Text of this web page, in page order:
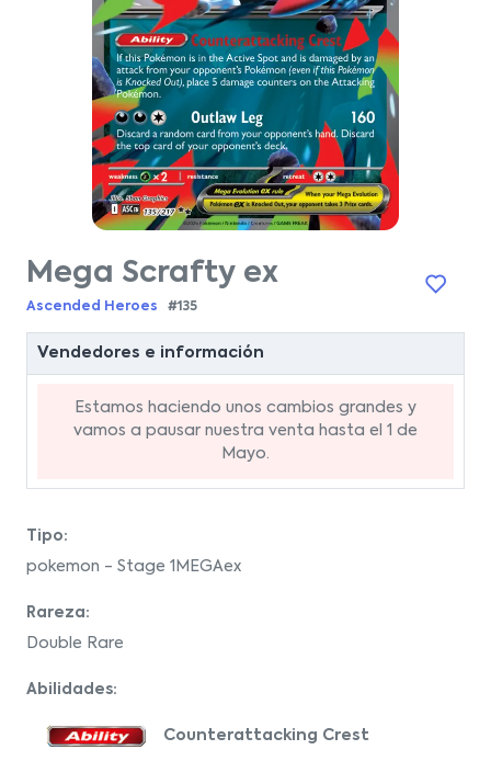
Mega Scrafty ex
Ascended Heroes #135
Vendedores e información
Estamos haciendo unos cambios grandes y
vamos a pausar nuestra venta hasta el 1 de
Mayo.
Tipo:
pokemon - Stage 1MEGAex
Rareza:
Double Rare
Abilidades:
Counterattacking Crest